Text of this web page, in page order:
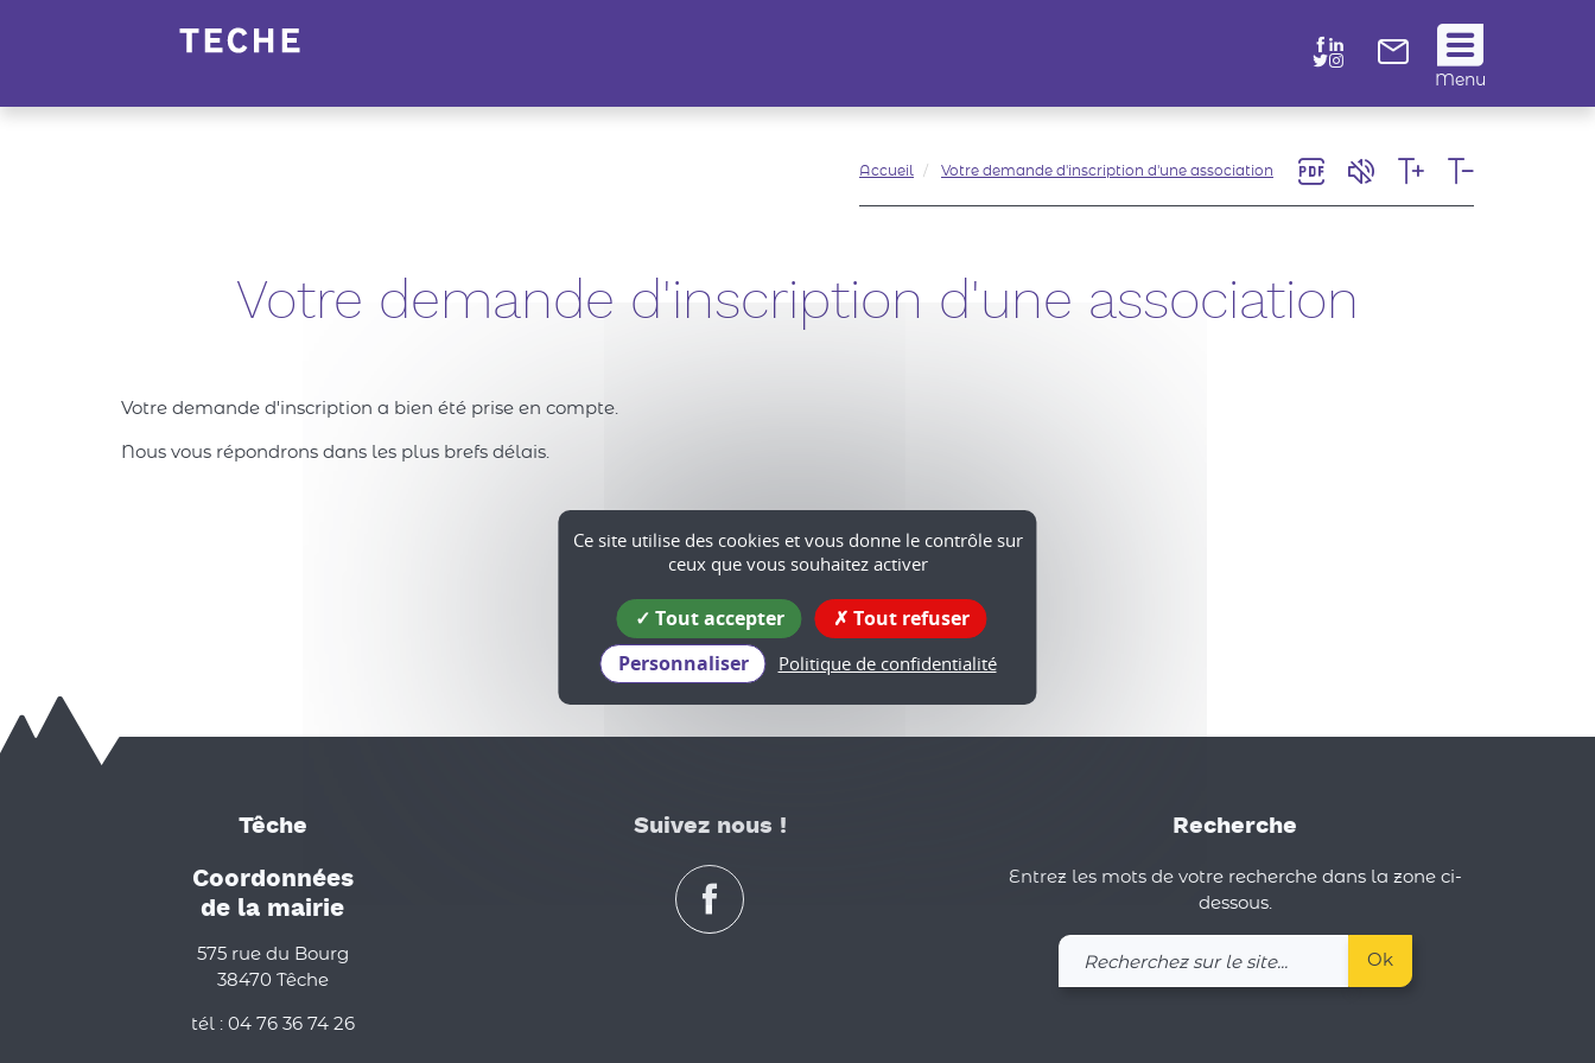
!
Menu
Accueil Votre demande d'inscription d'une association
Votre demande d'inscription d'une association
Votre demande d'inscription a bien été prise en compte.
Nous vous répondrons dans les plus brefs délais.
Têche
Coordonnées
de la mairie
575 rue du Bourg
38470 Têche
tél : 04 76 36 74 26
Suivez nous ! Recherche
Entrez les mots de votre recherche dans la zone ci-
dessous.
Recherchez
sur
Ok
Ce site utilise des cookies et vous donne le contrôle sur
ceux que vous souhaitez activer
Tout accepter
Tout refuser
Personnaliser
Politique de confidentialité